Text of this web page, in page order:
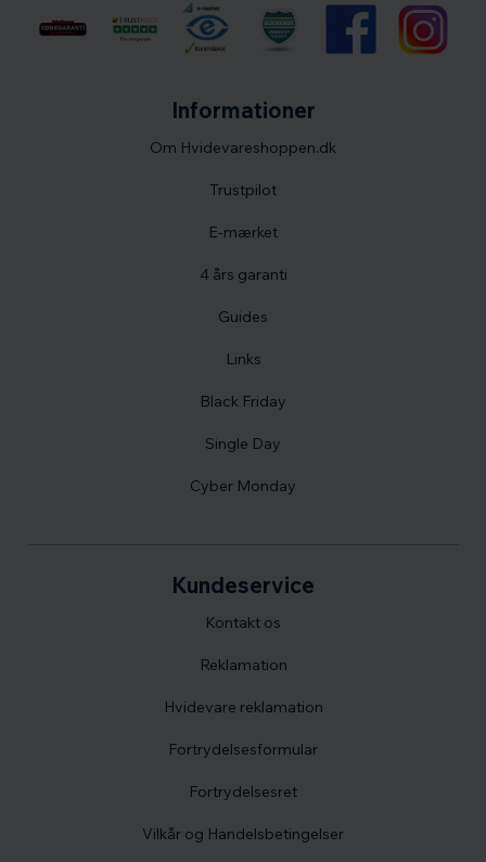
Kundeservice
Kontakt os
Reklamation
Hvidevare reklamation
Fortrydelsesformular
Fortrydelsesret
Vilkår og Handelsbetingelser
Informationer
Om Hvidevareshoppen.dk
Trustpilot
E-mærket
4 års garanti
Guides
Links
Black Friday
Single Day
Cyber Monday